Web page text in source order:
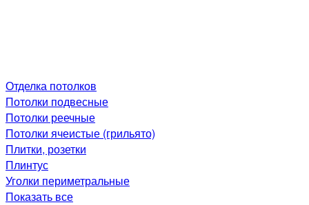
Отделка потолков
Потолки подвесные
Потолки реечные
Потолки ячеистые (грильято)
Плитки, розетки
Плинтус
Уголки периметральные
Показать все